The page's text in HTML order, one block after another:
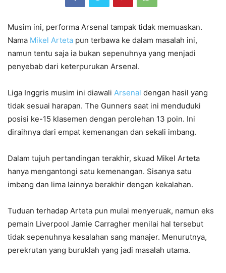
Musim ini, performa Arsenal tampak tidak memuaskan.
Nama Mikel Arteta pun terbawa ke dalam masalah ini,
namun tentu saja ia bukan sepenuhnya yang menjadi
penyebab dari keterpurukan Arsenal.
Liga Inggris musim ini diawali Arsenal dengan hasil yang
tidak sesuai harapan. The Gunners saat ini menduduki
posisi ke-15 klasemen dengan perolehan 13 poin. Ini
diraihnya dari empat kemenangan dan sekali imbang.
Dalam tujuh pertandingan terakhir, skuad Mikel Arteta
hanya mengantongi satu kemenangan. Sisanya satu
imbang dan lima lainnya berakhir dengan kekalahan.
Tuduan terhadap Arteta pun mulai menyeruak, namun eks
pemain Liverpool Jamie Carragher menilai hal tersebut
tidak sepenuhnya kesalahan sang manajer. Menurutnya,
perekrutan yang buruklah yang jadi masalah utama.